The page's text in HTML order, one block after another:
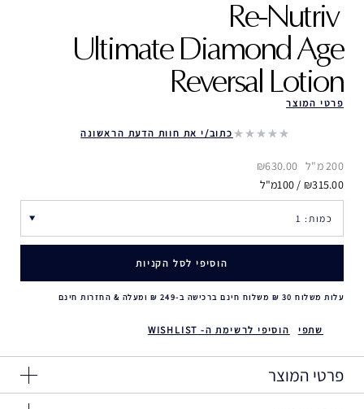
Re-Nutriv ‎
Ultimate Diamond Age
Reversal Lotion
פרטי המוצר
כתוב/י את חוות הדעת הראשונה
200 מ"ל
₪630.00
₪315.00 / 100מ"ל
הוסיפי לסל הקניות
עלות משלוח 30 ₪ משלוח חינם ברכישה ב-249 ₪ ומעלה & החזרות חינם
שתפי הוסיפי לרשימת ה- WISHLIST
פרטי המוצר